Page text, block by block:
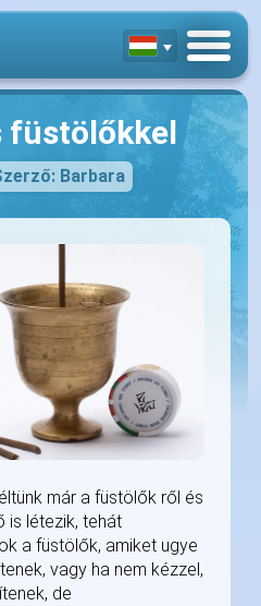
Barbara
már a füstölők ről és
is létezik, tehát
a füstölők, amiket ugye
vagy ha nem kézzel,
de